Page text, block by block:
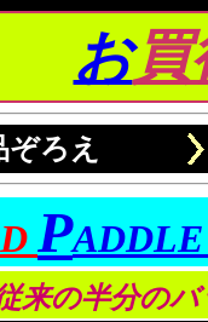
お買
ぞろえ
P
来の半分の